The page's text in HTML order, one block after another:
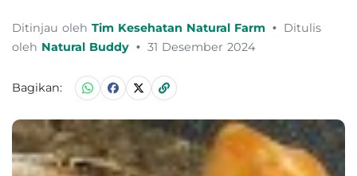
Ditinjau oleh Tim Kesehatan Natural Farm • Ditulis
oleh Natural Buddy • 31 Desember 2024
Bagikan: